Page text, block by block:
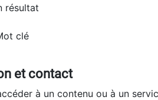
résultat
clé
et contact
à un contenu ou à un